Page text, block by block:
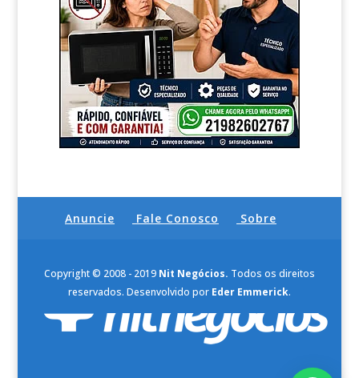
Anuncie Fale Conosco Sobre
Copyright © 2008 - 2019 Nit Negócios. Todos os direitos
reservados. Desenvolvido por Eder Emmerick.